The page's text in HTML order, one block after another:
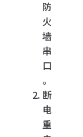
防
火
墙
串
口
。
断
电
重